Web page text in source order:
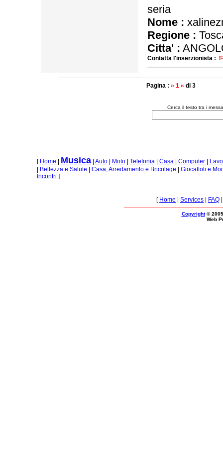
seria
Nome :
Regione :
Citta' :
Contatta l'inserzionista :
Pagina : » 1 « di 3
Cerca il testo tra i
[ Home Musica| Auto| Moto| Telefonia| Casa| Computer|
Bellezza e Salute Casa, Arredamento e Bricolage
Giocattoli e
Incontri ]
[ Home Services FAQ
Copyright©
Web